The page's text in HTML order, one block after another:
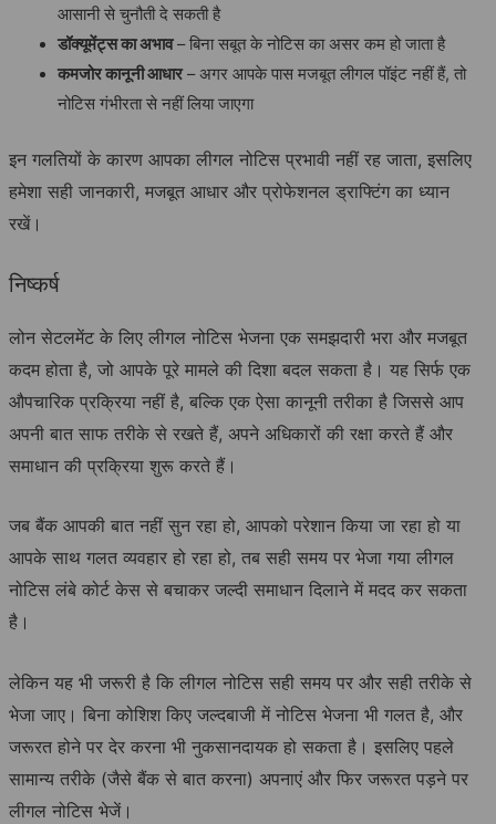
आसानी से चुनौती दे सकती है
डॉक्यूमेंट्स का अभाव– बिना सबूत के नोटिस का असर कम हो जाता है
कमजोर कानूनी आधार– अगर आपके पास मजबूत लीगल पॉइंट नहीं हैं, तो
नोटिस गंभीरता से नहीं लिया जाएगा
इन गलतियों के कारण आपका लीगल नोटिस प्रभावी नहीं रह जाता, इसलिए
हमेशा सही जानकारी, मजबूत आधार और प्रोफेशनल ड्राफ्टिंग का ध्यान
रखें।
निष्कर्ष
लोन सेटलमेंट के लिए लीगल नोटिस भेजना एक समझदारी भरा और मजबूत
कदम होता है, जो आपके पूरे मामले की दिशा बदल सकता है। यह सिर्फ एक
औपचारिक प्रक्रिया नहीं है, बल्कि एक ऐसा कानूनी तरीका है जिससे आप
अपनी बात साफ तरीके से रखते हैं, अपने अधिकारों की रक्षा करते हैं और
समाधान की प्रक्रिया शुरू करते हैं।
जब बैंक आपकी बात नहीं सुन रहा हो, आपको परेशान किया जा रहा हो या
आपके साथ गलत व्यवहार हो रहा हो, तब सही समय पर भेजा गया लीगल
नोटिस लंबे कोर्ट केस से बचाकर जल्दी समाधान दिलाने में मदद कर सकता
है।
लेकिन यह भी जरूरी है कि लीगल नोटिस सही समय पर और सही तरीके से
भेजा जाए। बिना कोशिश किए जल्दबाजी में नोटिस भेजना भी गलत है, और
जरूरत होने पर देर करना भी नुकसानदायक हो सकता है। इसलिए पहले
सामान्य तरीके (जैसे बैंक से बात करना) अपनाएं और फिर जरूरत पड़ने पर
लीगल नोटिस भेजें।